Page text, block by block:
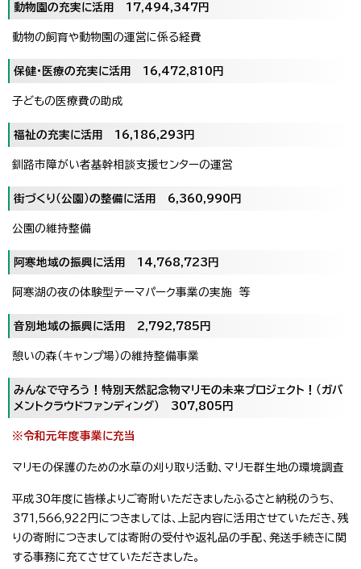
動物園の充実に活用 17,494,347円
動物の飼育や動物園の運営に係る経費
保健・医療の充実に活用 16,472,810円
子どもの医療費の助成
福祉の充実に活用 16,186,293円
釧路市障がい者基幹相談支援センターの運営
街づくり（公園）の整備に活用 6,360,990円
公園の維持整備
阿寒地域の振興に活用 14,768,723円
阿寒湖の夜の体験型テーマパーク事業の実施 等
音別地域の振興に活用 2,792,785円
憩いの森（キャンプ場）の維持整備事業
みんなで守ろう！特別天然記念物マリモの未来プロジェクト！（ガバ
メントクラウドファンディング） 307,805円
※令和元年度事業に充当
マリモの保護のための水草の刈り取り活動、マリモ群生地の環境調査
平成30年度に皆様よりご寄附いただきましたふるさと納税のうち、
371,566,922円につきましては、上記内容に活用させていただき、残
りの寄附につきましては寄附の受付や返礼品の手配、発送手続きに関
する事務に充てさせていただきました。